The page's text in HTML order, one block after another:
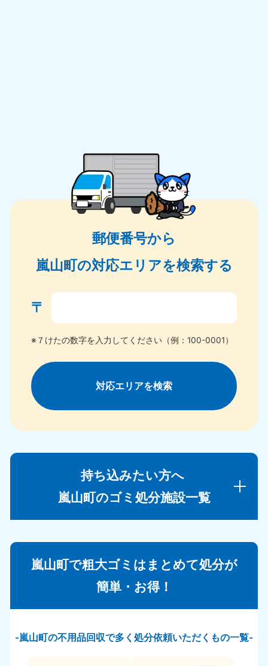
郵便番号から
嵐山町の対応エリアを検索する
〒
※７けたの数字を入力してください（例：100-0001）
対応エリアを検索
持ち込みたい方へ
嵐山町のゴミ処分施設一覧
嵐山町で粗大ゴミはまとめて処分が
簡単・お得！
嵐山町の不用品回収で多く処分依頼いただくもの一覧